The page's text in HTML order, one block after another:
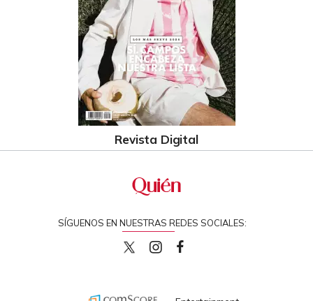
Revista Digital
SÍGUENOS EN NUESTRAS REDES SOCIALES:
quiencom